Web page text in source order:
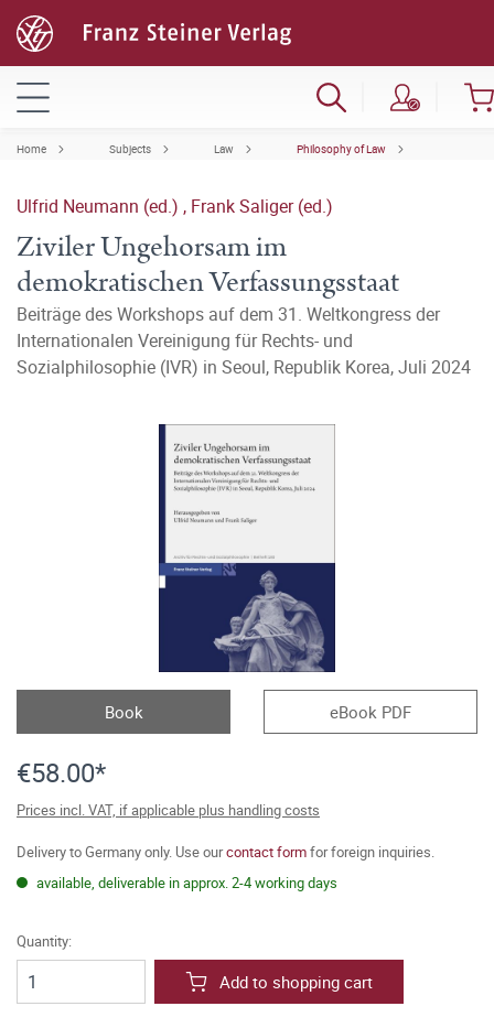
Home Subjects Law Philosophy of Law
Ulfrid Neumann (ed.) , Frank Saliger (ed.)
Ziviler Ungehorsam im
demokratischen Verfassungsstaat
Beiträge des Workshops auf dem 31. Weltkongress der
Internationalen Vereinigung für Rechts- und
Sozialphilosophie (IVR) in Seoul, Republik Korea, Juli 2024
Book eBook PDF
€58.00*
Prices incl. VAT, if applicable plus handling costs
Delivery to Germany only. Use ourcontact formfor foreign inquiries.
available, deliverable in approx. 2-4 working days
Quantity:
Add to shopping cart